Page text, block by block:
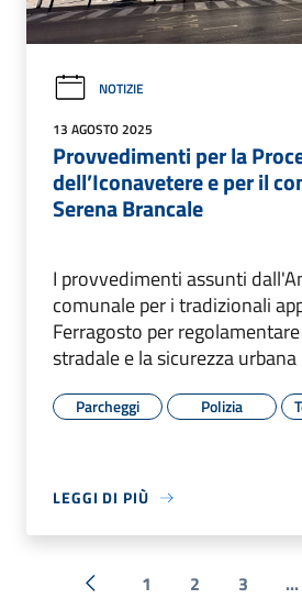
NOTIZIE
13 AGOSTO 2025
Provvedimenti per la
dell’Iconavetere e per il
Serena Brancale
I provvedimenti assunti
comunale per i tradizionali
Ferragosto per
stradale e la sicurezza urbana
Parcheggi Polizia
LEGGI DI PIÙ
« Precedente
1 2 3 ...